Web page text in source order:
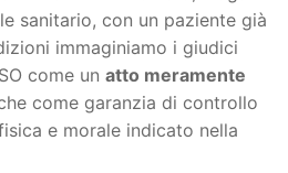
sanitario, con un paziente già
immaginiamo i giudici
come un atto meramente
come garanzia di controllo
e morale indicato nella